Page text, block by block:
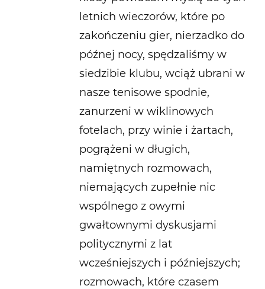
letnich wieczorów, które po
zakończeniu gier, nierzadko do
późnej nocy, spędzaliśmy w
siedzibie klubu, wciąż ubrani w
nasze tenisowe spodnie,
zanurzeni w wiklinowych
fotelach, przy winie i żartach,
pogrążeni w długich,
namiętnych rozmowach,
niemających zupełnie nic
wspólnego z owymi
gwałtownymi dyskusjami
politycznymi z lat
wcześniejszych i późniejszych;
rozmowach, które czasem